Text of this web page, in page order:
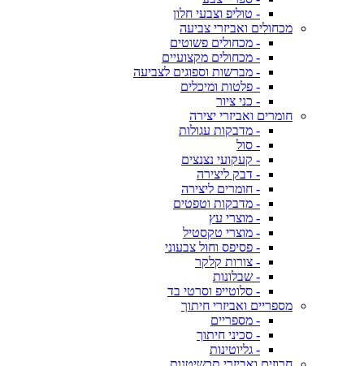
- טוליפ וצבעי חלון
מכחולים ואביזרי צביעה
- מכחולים פשוטים
- מכחולים מקצועיים
- מברשות וספוגים לצביעה
- פלטות ומיכלים
- כני ציור
חומרים ואביזרי יצירה
- מדבקות עגולות
- סול
- קעקועי נצנצים
- דבק ליצירה
- חומרים ליצירה
- מדבקות וטפטים
- מוצרי עץ
- מוצרי טקסטיל
- פסיפס וחול צבעוני
- צורות קלקר
- שבלונות
- סלוטייפ וסרטי בד
מספריים ואביזרי חיתוך
- מספריים
- סכיני חיתוך
- גליוטינות